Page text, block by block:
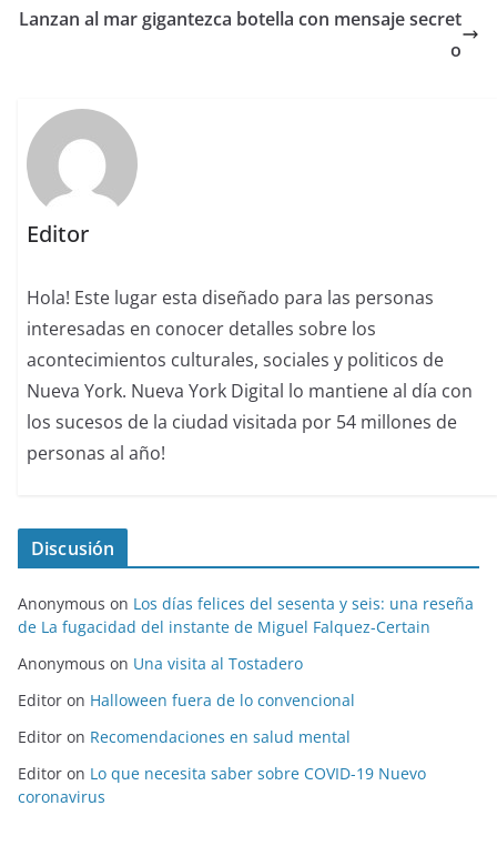
Lanzan al mar gigantezca botella con mensaje secret
o
Editor
Hola! Este lugar esta diseñado para las personas
interesadas en conocer detalles sobre los
acontecimientos culturales, sociales y politicos de
Nueva York. Nueva York Digital lo mantiene al día con
los sucesos de la ciudad visitada por 54 millones de
personas al año!
Discusión
Anonymous on Los días felices del sesenta y seis: una reseña
de La fugacidad del instante de Miguel Falquez-Certain
Anonymous on Una visita al Tostadero
Editor on Halloween fuera de lo convencional
Editor on Recomendaciones en salud mental
Editor on Lo que necesita saber sobre COVID-19 Nuevo
coronavirus